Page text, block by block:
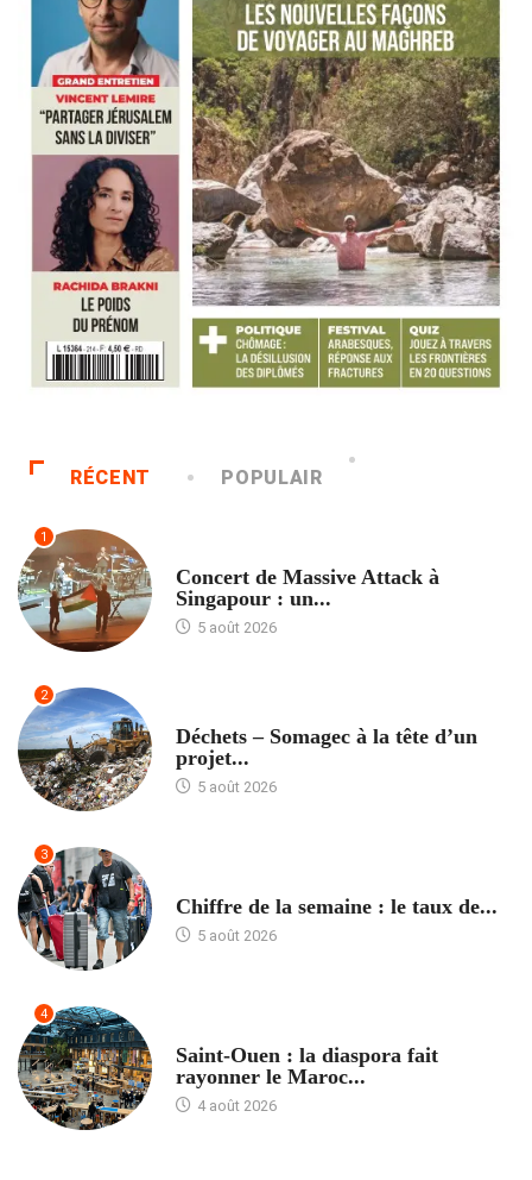
RÉCENT POPULAIR
1
Concert de Massive Attack à
Singapour : un...
5 août 2026
2
Déchets – Somagec à la tête d’un
projet...
5 août 2026
3
Chiffre de la semaine : le taux de...
5 août 2026
4
Saint-Ouen : la diaspora fait
rayonner le Maroc...
4 août 2026